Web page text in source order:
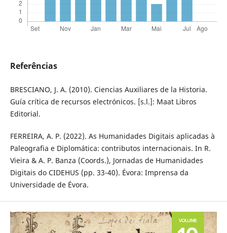
Referências
BRESCIANO, J. A. (2010). Ciencias Auxiliares de la Historia.
Guía crítica de recursos electrónicos. [s.l.]: Maat Libros
Editorial.
FERREIRA, A. P. (2022). As Humanidades Digitais aplicadas à
Paleografia e Diplomática: contributos internacionais. In R.
Vieira & A. P. Banza (Coords.), Jornadas de Humanidades
Digitais do CIDEHUS (pp. 33-40). Évora: Imprensa da
Universidade de Évora.